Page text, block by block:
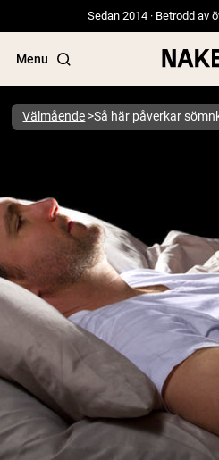
Sedan 2014 · Betrodd av
Menu
”Protein Powder“
”Overnight Oats“
”Vegan protein“
”Collagen“
”Micellar Casein“
PROTEIN POWDERS
Gräsbetat
Vassleisolat
Micellärt
Mass Gainer
Proteinkaffe
Välmående Så här påverkar